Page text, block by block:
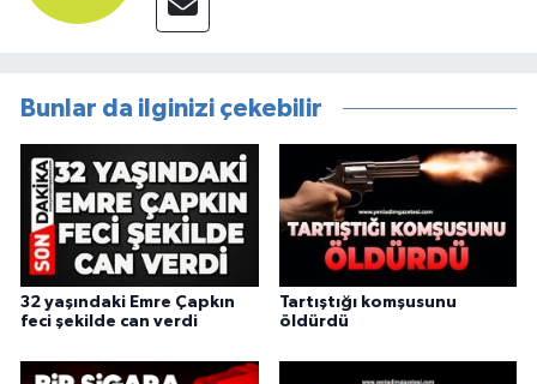
Bunlar da ilginizi çekebilir
32 yaşındaki Emre Çapkın
feci şekilde can verdi
Tartıştığı komşusunu
öldürdü